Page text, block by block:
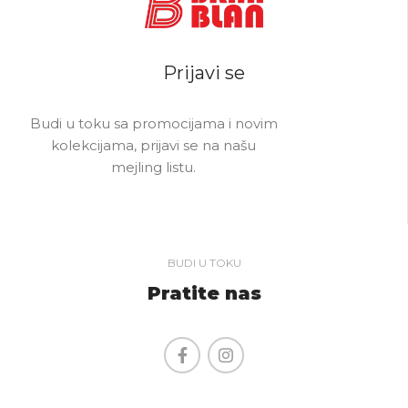
Prijavi se
Budi u toku sa promocijama i novim
kolekcijama, prijavi se na našu
mejling listu.
BUDI U TOKU
Pratite nas